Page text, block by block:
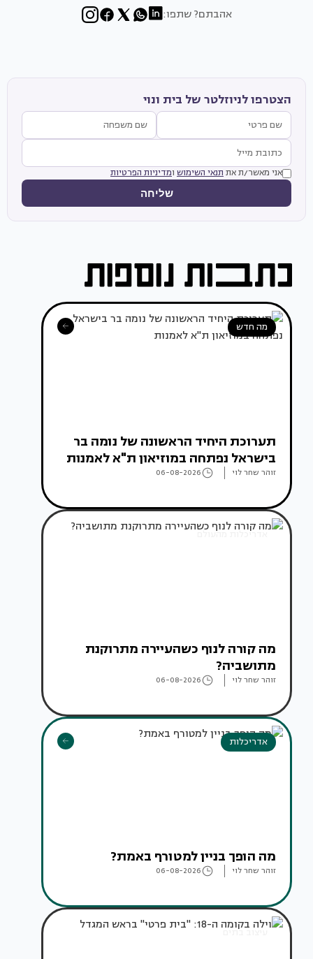
אהבתם? שתפו:
הצטרפו לניוזלטר של בית ונוי
אני מאשר/ת את תנאי השימוש ומדיניות הפרטיות
שליחה
מה חדש
תערוכת היחיד הראשונה של נומה בר
בישראל נפתחה במוזיאון ת"א לאמנות
זוהר שחר לוי 06-08-2026
אדריכלות מהעולם
מה קורה לנוף כשהעיירה מתרוקנת
מתושביה?
זוהר שחר לוי 06-08-2026
אדריכלות
מה הופך בניין למטורף באמת?
זוהר שחר לוי 06-08-2026
עיצוב בתים